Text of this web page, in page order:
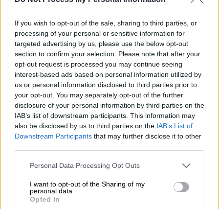
If you wish to opt-out of the sale, sharing to third parties, or
processing of your personal or sensitive information for
targeted advertising by us, please use the below opt-out
section to confirm your selection. Please note that after your
opt-out request is processed you may continue seeing
interest-based ads based on personal information utilized by
us or personal information disclosed to third parties prior to
your opt-out. You may separately opt-out of the further
disclosure of your personal information by third parties on the
IAB’s list of downstream participants. This information may
also be disclosed by us to third parties on the IAB’s List of
Downstream Participants that may further disclose it to other
Please note that this website/app uses one or more Google
not limited to your visit or usage behaviour. You may click to
grant or deny consent to Google and its third-party tags to
use your data for below specified purposes in below Google
Personal Data Processing Opt Outs
I want to opt-out of the Sharing of my
personal data.
Opted In
έγινε το συμβάν
Ο 24χρονος αδερφός εξακολουθεί και
νοσηλεύεται επίσης τραυματισμένος στο
Βενιζέλειο Νοσοκομείο